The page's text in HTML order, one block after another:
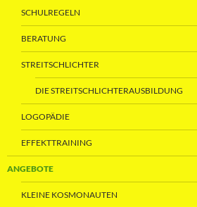
SCHULREGELN
BERATUNG
STREITSCHLICHTER
DIE STREITSCHLICHTERAUSBILDUNG
LOGOPÄDIE
EFFEKTTRAINING
ANGEBOTE
KLEINE KOSMONAUTEN